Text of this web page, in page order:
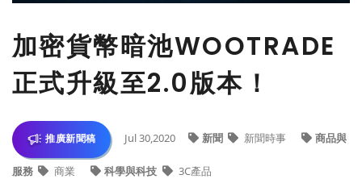
加密貨幣暗池WOOTRADE
正式升級至2.0版本！
推廣新聞稿 Jul 30,2020 新聞 新聞時事 商品與
服務 商業 科學與科技 3C產品